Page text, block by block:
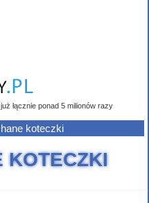
łącznie ponad 5 milionów razy
koteczki
KOTECZKI